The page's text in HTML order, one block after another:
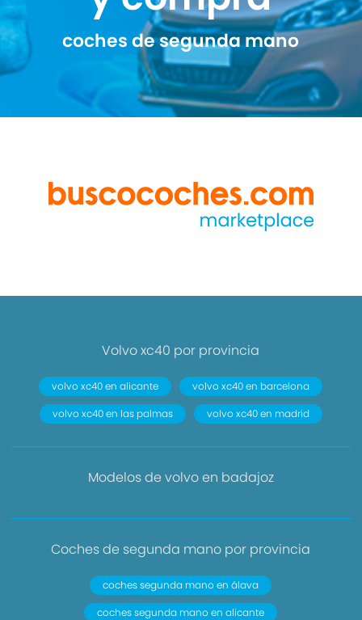
coches de segunda mano
Volvo xc40 por provincia
volvo xc40 en alicante
volvo xc40 en barcelona
volvo xc40 en las palmas
volvo xc40 en madrid
Modelos de volvo en badajoz
Coches de segunda mano por provincia
coches segunda mano en álava
coches segunda mano en alicante